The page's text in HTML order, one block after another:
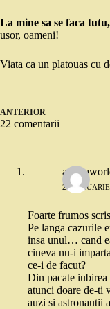
La mine sa se faca
usor, oameni!
Viata ca un platouas cu
ANTERIOR
22 comentarii
21
Foarte frumos
Pe langa cazurile
insa unul… cand
cineva nu-i
ce-i de facut?
Din pacate
atunci doare de-ti
auzi si astronautii